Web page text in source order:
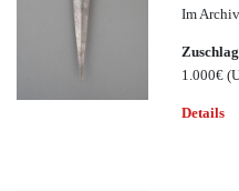
Im Archiv
Zuschlag
1.000€
Details